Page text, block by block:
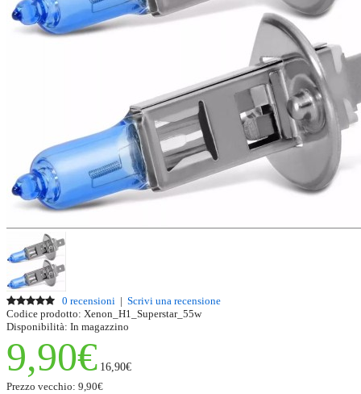
0 recensioni | Scrivi una recensione
Codice prodotto: Xenon_H1_Superstar_55w
Disponibilità: In magazzino
9,90€ 16,90€
Prezzo vecchio: 9,90€